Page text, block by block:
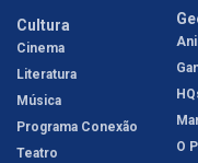
Cultura
Cinema
Literatura
Música
Programa Conexão
Teatro
O